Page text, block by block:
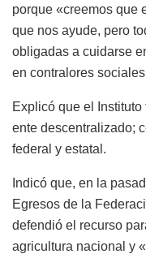
porque «creemos que
que nos ayude, pero
obligadas a cuidarse
en contralores
Explicó que el
ente descentralizado;
federal y estatal.
Indicó que, en la
Egresos de la
defendió el recurso
agricultura nacional y